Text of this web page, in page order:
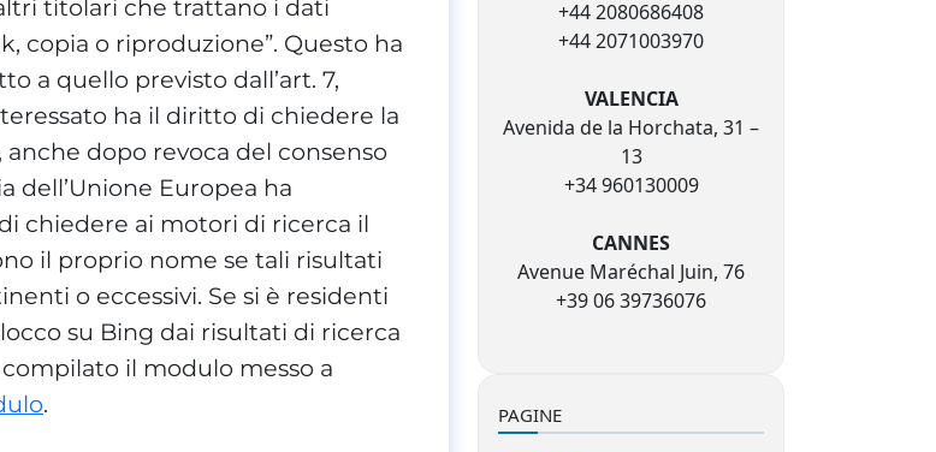
titolari che trattano i dati
copia o riproduzione”. Questo ha
a quello previsto dall’art. 7,
ha il diritto di chiedere la
dopo revoca del consenso
dell’Unione Europea ha
chiedere ai motori di ricerca il
il proprio nome se tali risultati
o eccessivi. Se si è residenti
su Bing dai risultati di ricerca
il modulo messo a
.
+44 2080686408
+44 2071003970
VALENCIA
Avenida de la Horchata, 31 –
13
+34 960130009
CANNES
Avenue Maréchal Juin, 76
+39 06 39736076
PAGINE